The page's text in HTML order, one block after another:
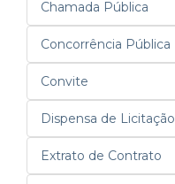
Chamada Pública
Concorrência Pública
Convite
Dispensa de Licitação
Extrato de Contrato